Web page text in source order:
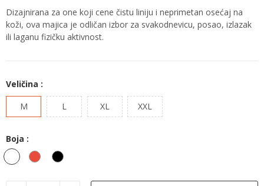
Dizajnirana za one koji cene čistu liniju i neprimetan osećaj na
koži, ova majica je odličan izbor za svakodnevicu, posao, izlazak
ili laganu fizičku aktivnost.
Veličina :
M L XL XXL
Boja :
Belo
CrvenaCrna